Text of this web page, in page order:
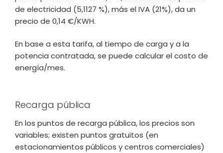
de electricidad (5,1127 %), más el IVA (21%), da un
precio de 0,14 €/KWH.
En base a esta tarifa, al tiempo de carga y a la
potencia contratada, se puede calcular el costo de
energía/mes.
Recarga pública
En los puntos de recarga pública, los precios son
variables; existen puntos gratuitos (en
estacionamientos públicos y centros comerciales)